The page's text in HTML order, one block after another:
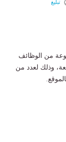
تبليغ
من الوظائف
وذلك لعدد من